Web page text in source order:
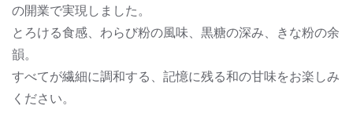
の開業で実現しました。
とろける食感、わらび粉の風味、黒糖の深み、きな粉の余
韻。
すべてが繊細に調和する、記憶に残る和の甘味をお楽しみ
ください。